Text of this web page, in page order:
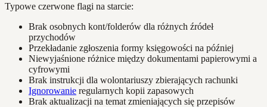
Typowe czerwone flagi na starcie:
Brak osobnych kont/folderów dla różnych źródeł
przychodów
Przekładanie zgłoszenia formy księgowości na później
Niewyjaśnione różnice między dokumentami papierowymi a
cyfrowymi
Brak instrukcji dla wolontariuszy zbierających rachunki
Ignorowanie regularnych kopii zapasowych
Brak aktualizacji na temat zmieniających się przepisów